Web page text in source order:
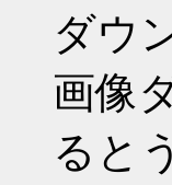
ダウ
画像
ると